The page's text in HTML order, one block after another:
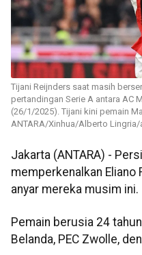
Tijani Reijnders saat masih
pertandingan Serie A antara AC
(26/1/2025). Tijani kini pemain
ANTARA/Xinhua/Alberto Lingria/
Jakarta (ANTARA) -
memperkenalkan
anyar mereka musim ini.
Pemain berusia 24
Belanda, PEC Zwolle,